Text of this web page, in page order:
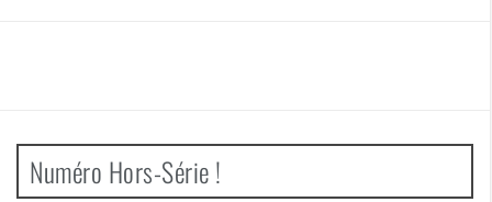
Numéro Hors-Série !